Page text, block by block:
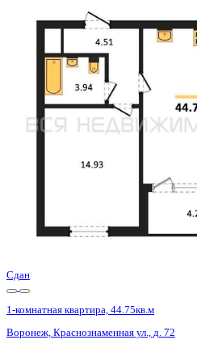
1-комнатная квартира, 59.17кв.м